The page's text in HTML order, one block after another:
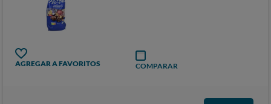
AGREGAR A FAVORITOS COMPARAR